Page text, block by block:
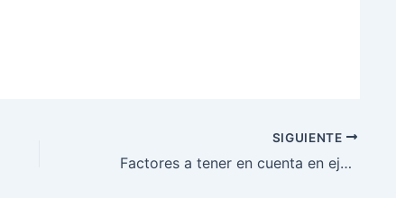
SIGUIENTE
Factores a tener en cuenta en ejercicios de musculación.